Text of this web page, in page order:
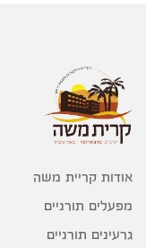
אודות קריית משה
מפעלים תורניים
גרעינים תורניים